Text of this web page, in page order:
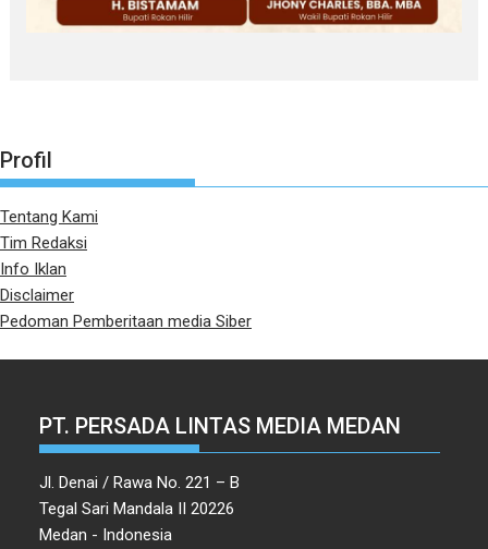
Profil
Tentang Kami
Tim Redaksi
Info Iklan
Disclaimer
Pedoman Pemberitaan media Siber
PT. PERSADA LINTAS MEDIA MEDAN
Jl. Denai / Rawa No. 221 – B
Tegal Sari Mandala II 20226
Medan - Indonesia